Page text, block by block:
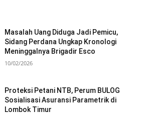
Masalah Uang Diduga Jadi Pemicu,
Sidang Perdana Ungkap Kronologi
Meninggalnya Brigadir Esco
10/02/2026
Proteksi Petani NTB, Perum BULOG
Sosialisasi Asuransi Parametrik di
Lombok Timur